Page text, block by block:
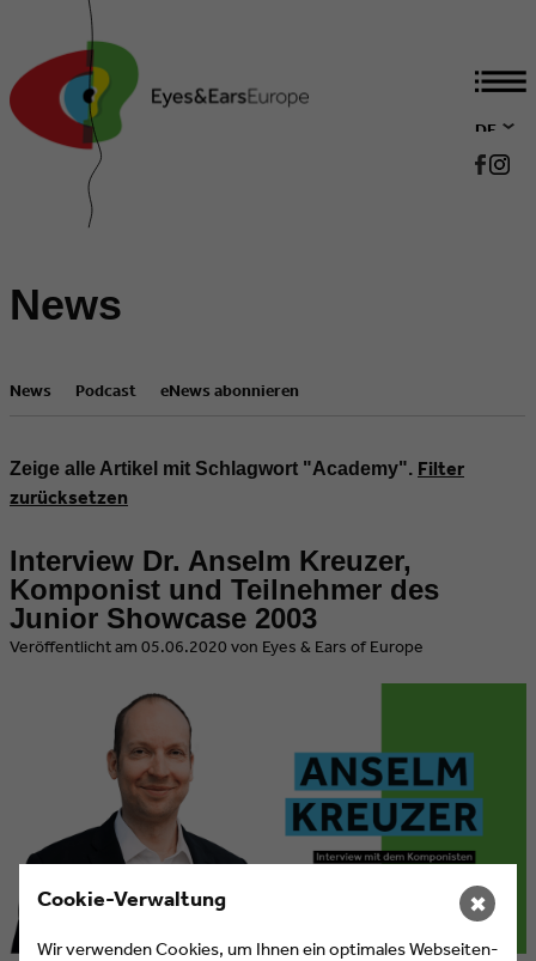
DE
EN
News
News Podcast eNews abonnieren
Zeige alle Artikel mit Schlagwort "Academy". Filter
zurücksetzen
Interview Dr. Anselm Kreuzer,
Komponist und Teilnehmer des
Junior Showcase 2003
​Veröffentlicht am 05.06.2020 von Eyes & Ears of Europe
Cookie-Verwaltung
Wir verwenden Cookies, um Ihnen ein optimales Webseiten-
✖